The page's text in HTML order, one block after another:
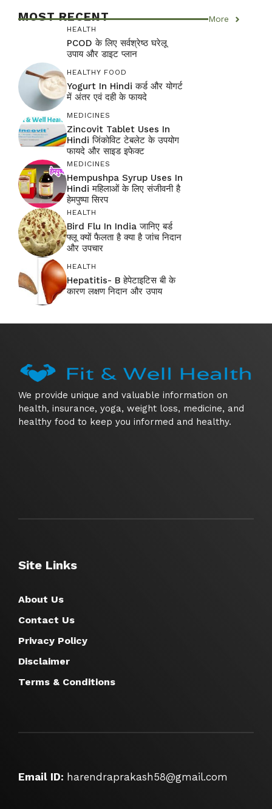
MOST RECENT More
HEALTH
PCOD के लिए सर्वश्रेष्ठ घरेलू
उपाय और डाइट प्लान
HEALTHY FOOD
Yogurt In Hindi कर्ड और योगर्ट
में अंतर एवं दही के फायदे
MEDICINES
Zincovit Tablet Uses In
Hindi जिंकोविट टेबलेट के उपयोग
फायदे और साइड इफेक्ट
MEDICINES
Hempushpa Syrup Uses In
Hindi महिलाओं के लिए संजीवनी है
हेमपुष्पा सिरप
HEALTH
Bird Flu In India जानिए बर्ड
फ्लू क्यों फैलता है क्या है जांच निदान
और उपचार
HEALTH
Hepatitis- B हेपेटाइटिस बी के
कारण लक्षण निदान और उपाय
We provide unique and valuable information on
health, insurance, yoga, weight loss, medicine, and
healthy food to keep you informed and healthy.
Site Links
About Us
Contact Us
Privacy Policy
Disclaimer
Terms & Conditions
Email ID: harendraprakash58@gmail.com